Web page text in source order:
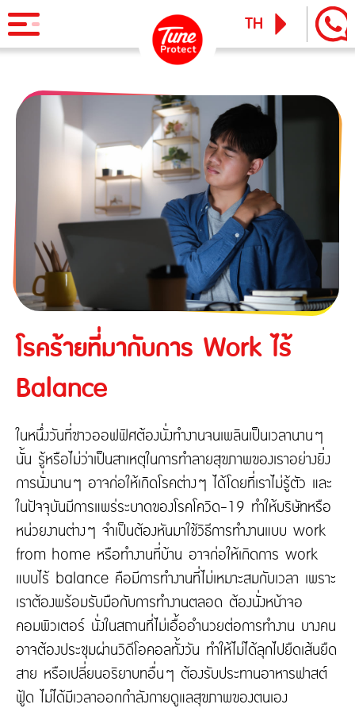
ผลิตภัณฑ์
ประกันภัยสำหรับบุคคล
ประกันภัยการเดินทาง
ทูน ทราเวล ประกันเดินทางต่างประเทศ
ประกันภัยสำหรับธุรกิจ
ประกันความเสี่ยงภัยทุกชนิดสำหรับงานรับเหมาก่อสร้าง/ติดตั้ง
เครื่องจักร
ประกันภัยความเสี่ยงภัยทุกชนิดของเครื่องจักรที่ใช้ในงาน
ประกันความเสี่ยงภัยทุกชนิดของอุตสาหกรรม
ความรับผิดต่อบุคคลภายนอก
ประกันภัยธุรกิจหยุดชะงัก
ประกันภัยทางทะเล และขนส่ง
ประกันอัคคีภัย
ข่าวสารและกิจกรรม
Tune Care
Tune Connect
Lounge Pass
เรียกร้องสินไหม
บทความแนะนำ
ติดต่อเรา
เกี่ยวกับ Tune Protect
เกี่ยวกับ Tune Protect
ประวัติองค์กร
การกำกับดูแลกิจการ
รายงานประจำปี
ข้อมูลสำคัญทางการเงิน
TH
โรคร้ายที่มากับการ Work ไร้
Balance
ในหนึ่งวันที่ชาวออฟฟิศต้องนั่งทำงานจนเพลินเป็นเวลานานๆ
นั้น รู้หรือไม่ว่าเป็นสาเหตุในการทำลายสุขภาพของเราอย่างยิ่ง
การนั่งนานๆ อาจก่อให้เกิดโรคต่างๆ ได้โดยที่เราไม่รู้ตัว และ
ในปัจจุบันมีการแพร่ระบาดของโรคโควิด-19 ทำให้บริษัทหรือ
หน่วยงานต่างๆ จำเป็นต้องหันมาใช้วิธีการทำงานแบบ work
from home หรือทำงานที่บ้าน อาจก่อให้เกิดการ work
แบบไร้ balance คือมีการทำงานที่ไม่เหมาะสมกับเวลา เพราะ
เราต้องพร้อมรับมือกับการทำงานตลอด ต้องนั่งหน้าจอ
คอมพิวเตอร์ นั่งในสถานที่ไม่เอื้ออำนวยต่อการทำงาน บางคน
อาจต้องประชุมผ่านวิดีโอคอลทั้งวัน ทำให้ไม่ได้ลุกไปยืดเส้นยืด
สาย หรือเปลี่ยนอริยาบทอื่นๆ ต้องรับประทานอาหารฟาสต์
ฟู้ด ไม่ได้มีเวลาออกกำลังกายดูแลสุขภาพของตนเอง